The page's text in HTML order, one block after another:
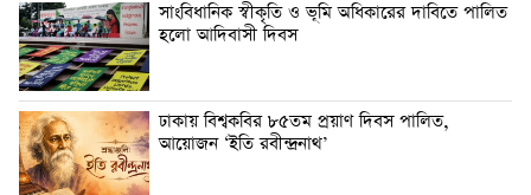
সাংবিধানিক স্বীকৃতি ও ভূমি অধিকারের দাবিতে পালিত
হলো আদিবাসী দিবস
ঢাকায় বিশ্বকবির ৮৫তম প্রয়াণ দিবস পালিত,
আয়োজন ‘ইতি রবীন্দ্রনাথ’